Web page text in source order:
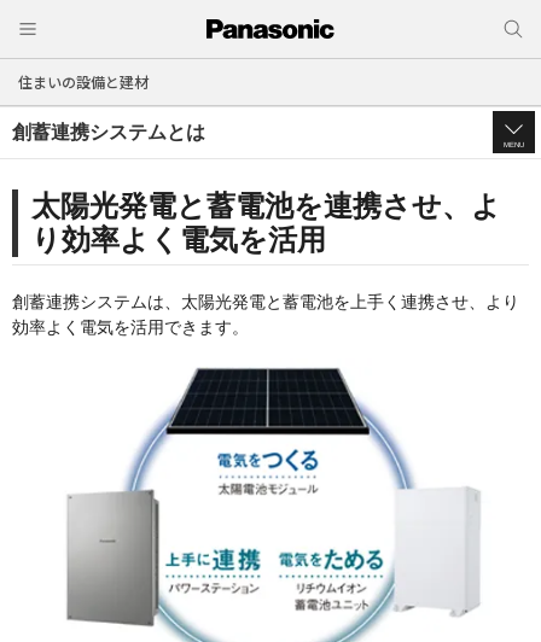
住まいの設備と建材
創蓄連携システムとは
MENU
太陽光発電と蓄電池を連携させ、よ
り効率よく電気を活用
創蓄連携システムは、太陽光発電と蓄電池を上手く連携させ、より
効率よく電気を活用できます。